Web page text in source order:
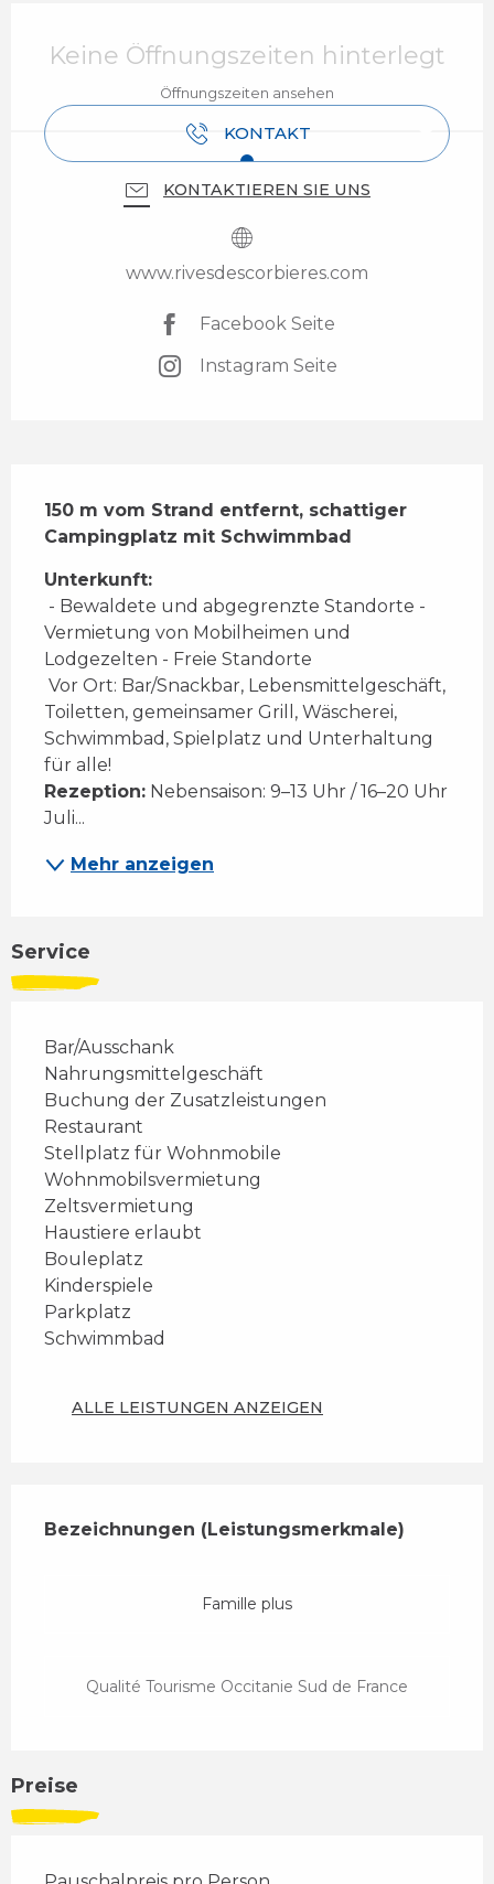
Keine Öffnungszeiten hinterlegt
Öffnungszeiten ansehen
KONTAKT
KONTAKTIEREN SIE UNS
www.rivesdescorbieres.com
Facebook Seite
Instagram Seite
150 m vom Strand entfernt, schattiger
Campingplatz mit Schwimmbad
Unterkunft:
Vermietung von Mobilheimen und
Lodgezelten - Freie Standorte
Toiletten, gemeinsamer Grill, Wäscherei,
Schwimmbad, Spielplatz und Unterhaltung
für alle!
Rezeption: Nebensaison: 9–13 Uhr / 16–20 Uhr
Juli...
Mehr anzeigen
Service
Bar/Ausschank
Nahrungsmittelgeschäft
Buchung der Zusatzleistungen
Restaurant
Stellplatz für Wohnmobile
Wohnmobilsvermietung
Zeltsvermietung
Haustiere erlaubt
Bouleplatz
Kinderspiele
Parkplatz
Schwimmbad
ALLE LEISTUNGEN ANZEIGEN
Bezeichnungen (Leistungsmerkmale)
Bezeichnungen (Leistungsmerkmale)
Famille plus
Qualité Tourisme Occitanie Sud de France
Preise